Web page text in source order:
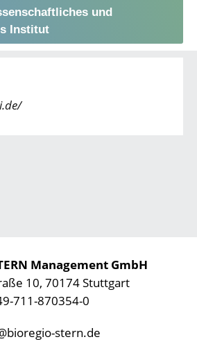
und
Institut
Management GmbH
10, 70174 Stuttgart
711-870354-0
stern.de